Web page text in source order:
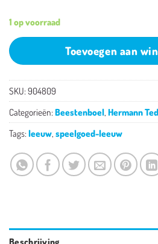
1 op voorraad
Toevoegen aan
SKU: 904809
Categorieën: Beestenboel, Hermann
Tags: leeuw, speelgoed-leeuw
Beschrijving